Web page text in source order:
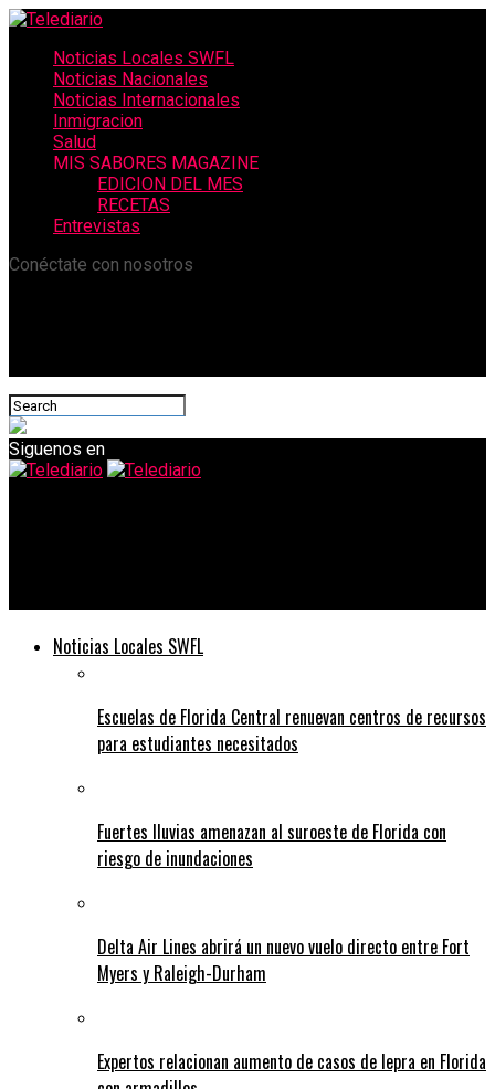
Noticias Locales SWFL
Noticias Nacionales
Noticias Internacionales
Inmigracion
Salud
MIS SABORES MAGAZINE
EDICION DEL MES
RECETAS
Entrevistas
Conéctate con nosotros
Siguenos en
Noticias Locales SWFL
Escuelas de Florida Central renuevan centros de recursos
para estudiantes necesitados
Fuertes lluvias amenazan al suroeste de Florida con
riesgo de inundaciones
Delta Air Lines abrirá un nuevo vuelo directo entre Fort
Myers y Raleigh-Durham
Expertos relacionan aumento de casos de lepra en Florida